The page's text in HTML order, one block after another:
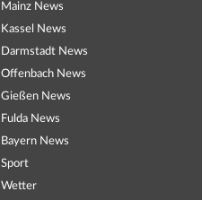
Mainz News
Kassel News
Darmstadt News
Offenbach News
Gießen News
Fulda News
Bayern News
Sport
Wetter